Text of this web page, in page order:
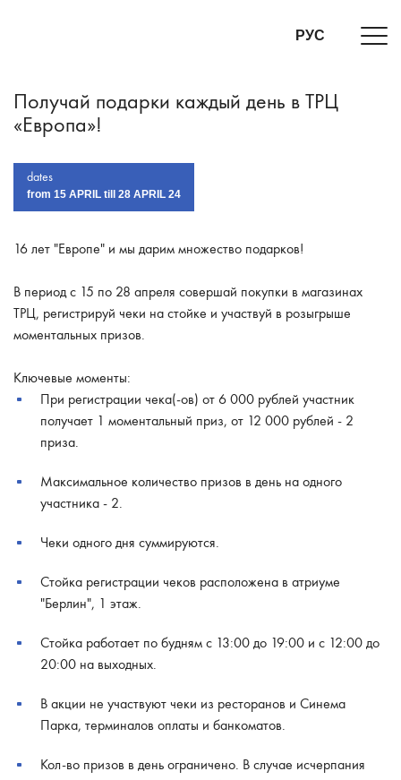
РУС
Получай подарки каждый день в ТРЦ
«Европа»!
dates
from 15 APRIL till 28 APRIL 24
16 лет "Европе" и мы дарим множество подарков!
В период с 15 по 28 апреля совершай покупки в магазинах
ТРЦ, регистрируй чеки на стойке и участвуй в розыгрыше
моментальных призов.
Ключевые моменты:
При регистрации чека(-ов) от 6 000 рублей участник
получает 1 моментальный приз, от 12 000 рублей - 2
приза.
Максимальное количество призов в день на одного
участника - 2.
Чеки одного дня суммируются.
Стойка регистрации чеков расположена в атриуме
"Берлин", 1 этаж.
Стойка работает по будням с 13:00 до 19:00 и с 12:00 до
20:00 на выходных.
В акции не участвуют чеки из ресторанов и Синема
Парка, терминалов оплаты и банкоматов.
Кол-во призов в день ограничено. В случае исчерпания